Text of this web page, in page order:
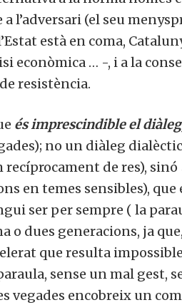
l’adversari (el seu
està en coma,
econòmica … -, i a la
resistència.
és imprescindible el
no un diàleg
recíprocament de res), sinó
en temes sensibles), que
ser per sempre ( la
o dues generacions, ja
que resulta
sense un mal gest,
vegades encobreix un